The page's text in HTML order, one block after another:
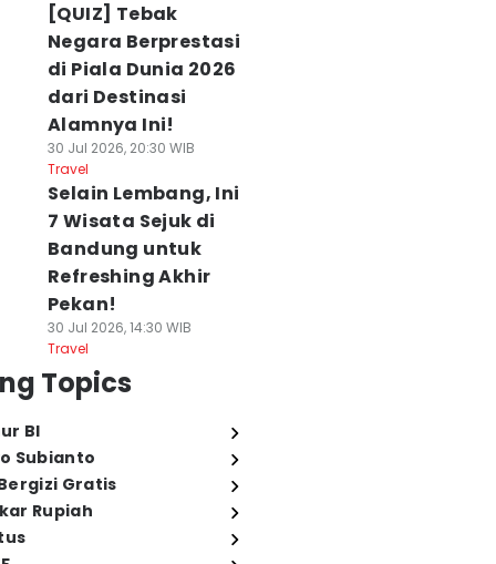
[QUIZ] Tebak
Negara Berprestasi
di Piala Dunia 2026
dari Destinasi
Alamnya Ini!
30 Jul 2026, 20:30 WIB
Travel
Selain Lembang, Ini
7 Wisata Sejuk di
Bandung untuk
Refreshing Akhir
Pekan!
30 Jul 2026, 14:30 WIB
Travel
Topics
BI
Subianto
Gratis
Rupiah